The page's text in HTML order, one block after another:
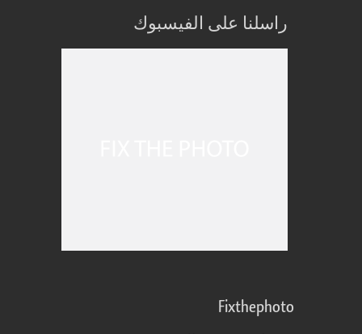
راسلنا على الفيسبوك
Fixthephoto